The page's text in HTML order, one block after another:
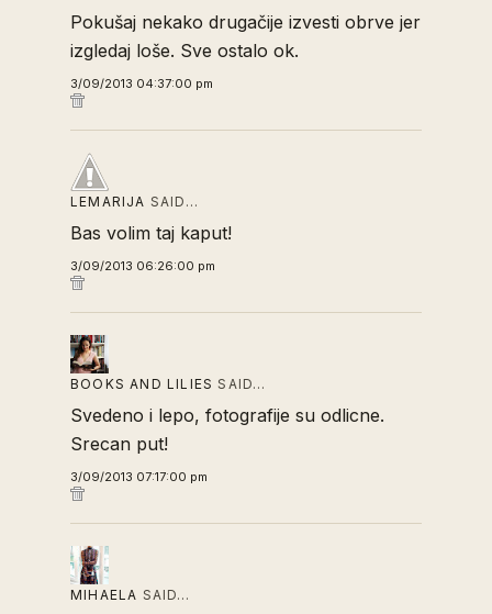
Pokušaj nekako drugačije izvesti obrve jer
izgledaj loše. Sve ostalo ok.
3/09/2013 04:37:00 pm
LEMARIJA SAID…
Bas volim taj kaput!
3/09/2013 06:26:00 pm
BOOKS AND LILIES SAID…
Svedeno i lepo, fotografije su odlicne.
Srecan put!
3/09/2013 07:17:00 pm
MIHAELA SAID…